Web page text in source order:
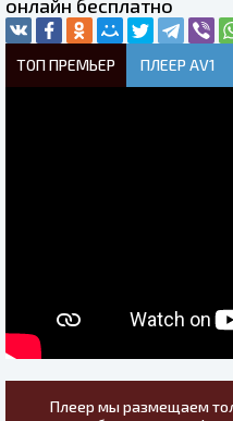
онлайн бесплатно
ТОП ПРЕМЬЕР ПЛЕЕР AV1
Плеер мы размещаем